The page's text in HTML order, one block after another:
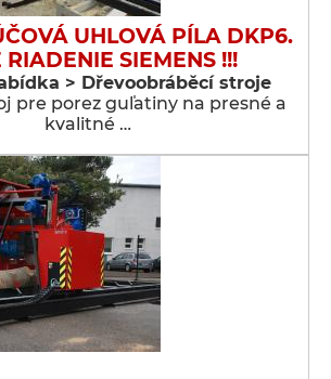
UHLOVÁ PÍLA DKP6.
RIADENIE SIEMENS !!!
> Dřevoobráběcí stroje
pre porez guľatiny na presné a
kvalitné …